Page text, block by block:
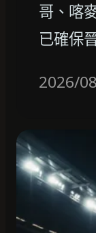
哥、喀
已確保
2026/